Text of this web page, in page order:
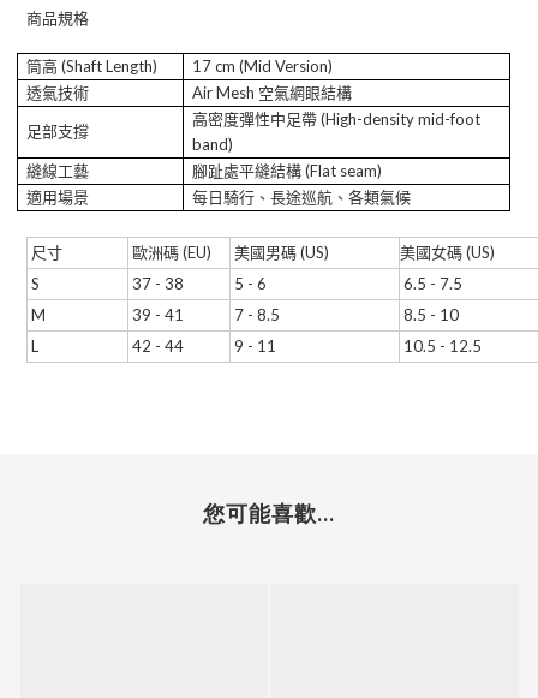
商品規格
筒高(Shaft Length)
17 cm (Mid Version)
透氣技術
Air Mesh 空氣網眼結構
足部支撐
高密度彈性中足帶(High-density mid-foot
band)
縫線工藝
腳趾處平縫結構(Flat seam)
適用場景
每日騎行、長途巡航、各類氣候
尺寸 歐洲碼(EU) 美國男碼(US) 美國女碼(US)
S
37 - 38 5 - 6
6.5 - 7.5
M
39 - 41 7 - 8.5
8.5 - 10
L
42 - 44 9 - 11 10.5 - 12.5
您可能喜歡...